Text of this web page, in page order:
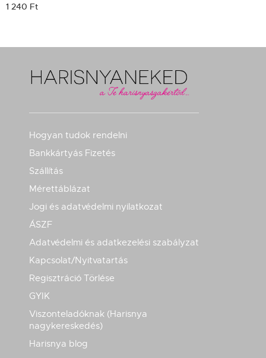
1 240 Ft
Hogyan tudok rendelni
Bankkártyás Fizetés
Szállítás
Mérettáblázat
Jogi és adatvédelmi nyilatkozat
ÁSZF
Adatvédelmi és adatkezelési szabályzat
Kapcsolat/Nyitvatartás
Regisztráció Törlése
GYIK
Viszonteladóknak (Harisnya
nagykereskedés)
Harisnya blog